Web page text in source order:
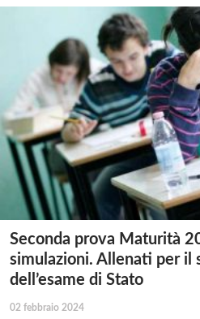
Seconda prova Maturità
simulazioni. Allenati per il
dell’esame di Stato
02 febbraio 2024